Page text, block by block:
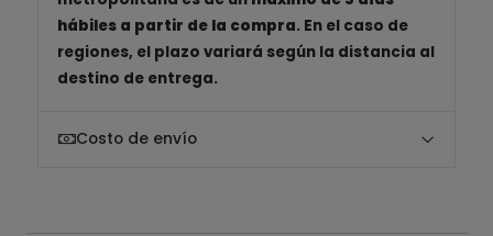
hábiles a partir de la compra. En el caso de
regiones, el plazo variará según la distancia al
destino de entrega.
Costo de envío